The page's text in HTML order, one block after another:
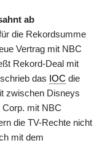
ab
die Rekordsumme
Vertrag mit NBC
Rekord-Deal mit
das IOC die
zwischen Disneys
mit NBC
die TV-Rechte nicht
mit dem